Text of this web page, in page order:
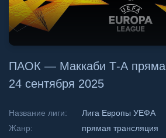
ПАОК — Маккаби Т-А
24 сентября 2025
Название лиги:
Лига Европы УЕФА
Жанр:
прямая трансляция